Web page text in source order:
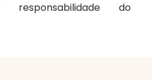
responsabilidade do